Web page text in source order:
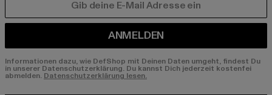
ANMELDEN
Informationen dazu, wie DefShop mit Deinen Daten umgeht, findest Du
in unserer Datenschutzerklärung. Du kannst Dich jederzeit kostenfei
abmelden. Datenschutzerklärung lesen.